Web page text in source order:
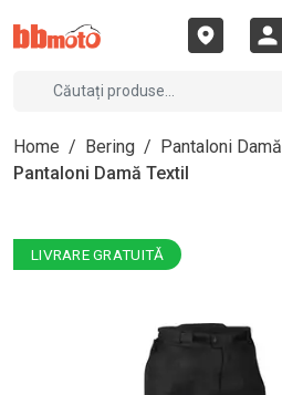
Home / Bering / Pantaloni Damă
Pantaloni Damă Textil
LIVRARE GRATUITĂ